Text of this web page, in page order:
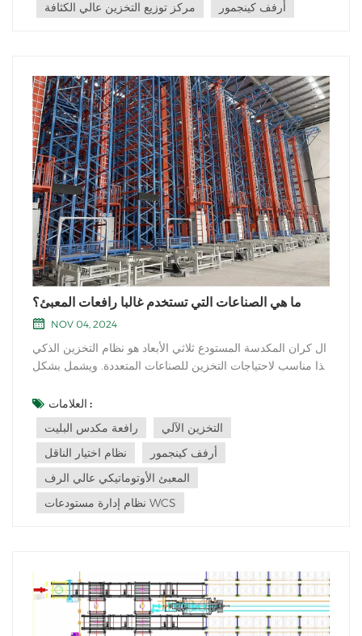
مركز توزيع التخزين عالي الكثافة أرفف كينجمور
ما هي الصناعات التي تستخدم غالبا رافعات المعبئ؟
NOV 04, 2024
ال كران المكدسة المستودع ثلاثي الأبعاد هو نظام التخزين الذكي
هذا مناسب لاحتياجات التخزين للصناعات المتعددة. ويشمل بشكل
المستودعات ثلاثية الأبعاد على نطاق واسع في مراكز
المستودعات اللوجستية ، ومراكز التوزيع ، ومحطات الشحن
وغيرها من...
العلامات :
رافعة مكدس البليت
التخزين الآلي
نظام اختيار الناقل
أرفف كينجمور
المعبئ الأوتوماتيكي عالي الرف
نظام إدارة مستودعات WCS